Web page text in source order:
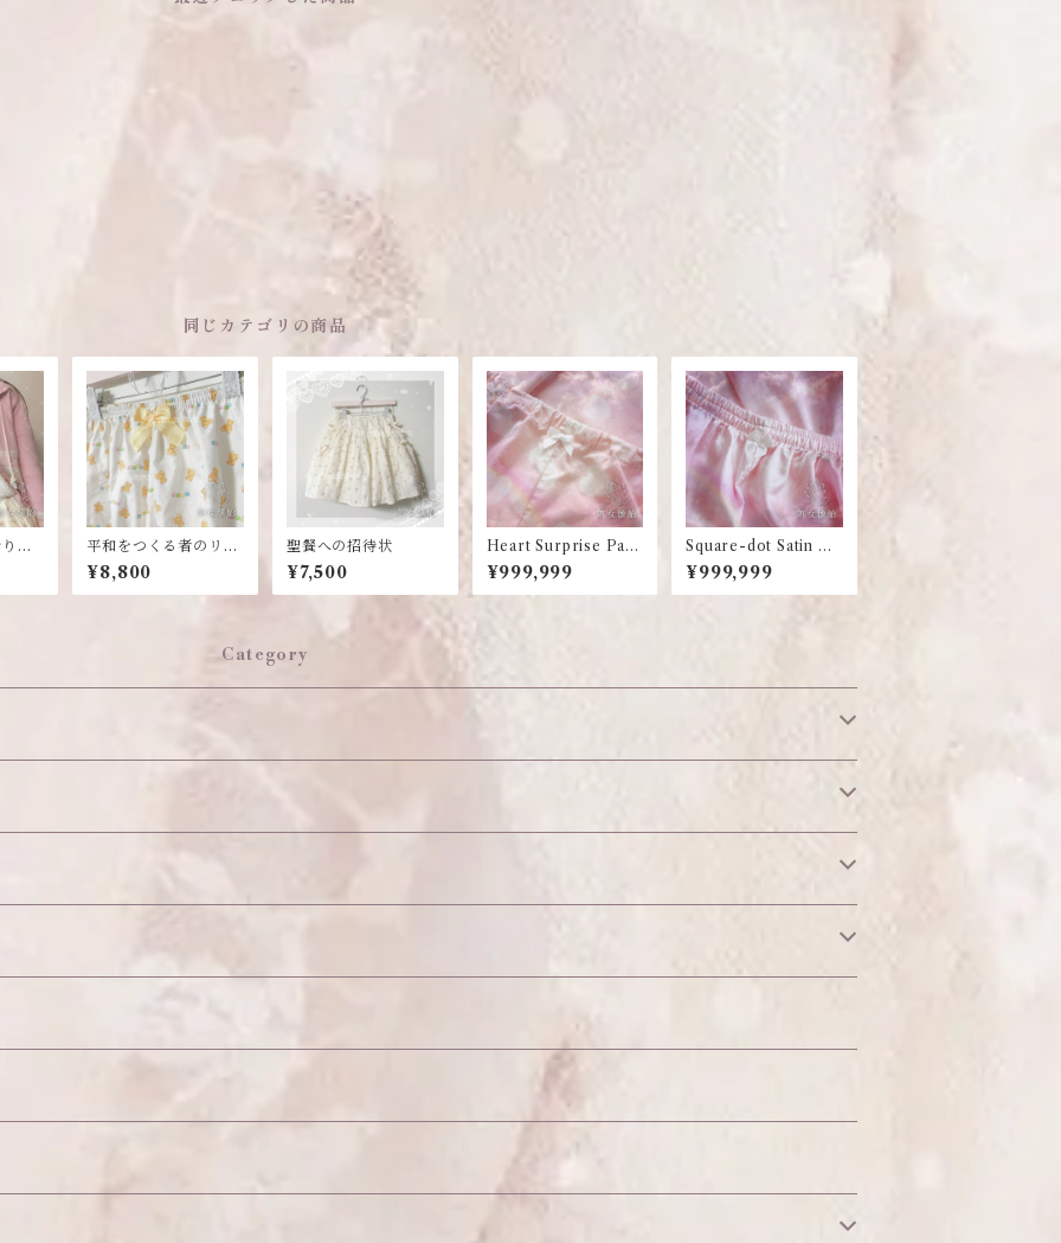
同じカテゴリの商品
の
平和をつくる者のリボ
ン
¥8,800
聖餐への招待状
¥7,500
Heart Surprise Paja
mas Pants
¥999,999
Square-dot Satin Paj
amas Pants
¥999,999
Category